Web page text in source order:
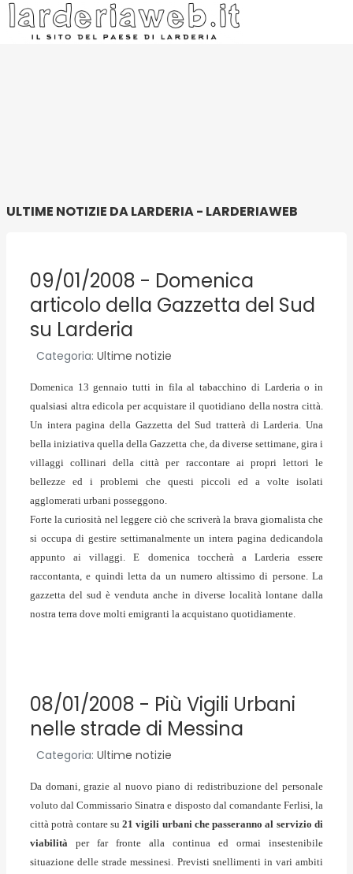
ULTIME NOTIZIE DA LARDERIA - LARDERIAWEB
09/01/2008 - Domenica
articolo della Gazzetta del Sud
su Larderia
Categoria: Ultime notizie
Domenica 13 gennaio tutti in fila al tabacchino di Larderia o in
qualsiasi altra edicola per acquistare il quotidiano della nostra città.
Un intera pagina della Gazzetta del Sud tratterà di Larderia. Una
bella iniziativa quella della Gazzetta che, da diverse settimane, gira i
villaggi collinari della città per raccontare ai propri lettori le
bellezze ed i problemi che questi piccoli ed a volte isolati
agglomerati urbani posseggono.
Forte la curiosità nel leggere ciò che scriverà la brava giornalista che
si occupa di gestire settimanalmente un intera pagina dedicandola
appunto ai villaggi. E domenica toccherà a Larderia essere
raccontanta, e quindi letta da un numero altissimo di persone. La
gazzetta del sud è venduta anche in diverse località lontane dalla
nostra terra dove molti emigranti la acquistano quotidiamente.
08/01/2008 - Più Vigili Urbani
nelle strade di Messina
Categoria: Ultime notizie
Da domani, grazie al nuovo piano di redistribuzione del personale
voluto dal Commissario Sinatra e disposto dal comandante Ferlisi, la
città potrà contare su21 vigili urbani che passeranno al servizio di
viabilità per far fronte alla continua ed ormai insestenibile
situazione delle strade messinesi. Previsti snellimenti in vari ambiti